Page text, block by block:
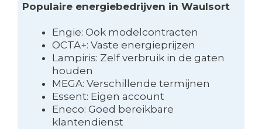
Populaire energiebedrijven in Waulsort
Engie: Ook modelcontracten
OCTA+: Vaste energieprijzen
Lampiris: Zelf verbruik in de gaten
houden
MEGA: Verschillende termijnen
Essent: Eigen account
Eneco: Goed bereikbare
klantendienst